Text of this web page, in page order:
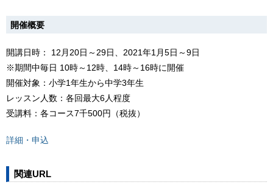
開催概要
開講日時： 12月20日～29日、2021年1月5日～9日
※期間中毎日 10時～12時、14時～16時に開催
開催対象：小学1年生から中学3年生
レッスン人数：各回最大6人程度
受講料：各コース7千500円（税抜）
詳細・申込
関連URL